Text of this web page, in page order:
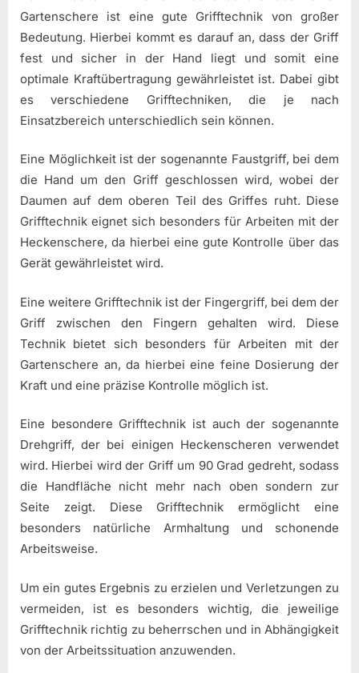
Gartenschere ist eine gute Grifftechnik von großer
Bedeutung. Hierbei kommt es darauf an, dass der Griff
fest und sicher in der Hand liegt und somit eine
optimale Kraftübertragung gewährleistet ist. Dabei gibt
es verschiedene Grifftechniken, die je nach
Einsatzbereich unterschiedlich sein können.
Eine Möglichkeit ist der sogenannte Faustgriff, bei dem
die Hand um den Griff geschlossen wird, wobei der
Daumen auf dem oberen Teil des Griffes ruht. Diese
Grifftechnik eignet sich besonders für Arbeiten mit der
Heckenschere, da hierbei eine gute Kontrolle über das
Gerät gewährleistet wird.
Eine weitere Grifftechnik ist der Fingergriff, bei dem der
Griff zwischen den Fingern gehalten wird. Diese
Technik bietet sich besonders für Arbeiten mit der
Gartenschere an, da hierbei eine feine Dosierung der
Kraft und eine präzise Kontrolle möglich ist.
Eine besondere Grifftechnik ist auch der sogenannte
Drehgriff, der bei einigen Heckenscheren verwendet
wird. Hierbei wird der Griff um 90 Grad gedreht, sodass
die Handfläche nicht mehr nach oben sondern zur
Seite zeigt. Diese Grifftechnik ermöglicht eine
besonders natürliche Armhaltung und schonende
Arbeitsweise.
Um ein gutes Ergebnis zu erzielen und Verletzungen zu
vermeiden, ist es besonders wichtig, die jeweilige
Grifftechnik richtig zu beherrschen und in Abhängigkeit
von der Arbeitssituation anzuwenden.